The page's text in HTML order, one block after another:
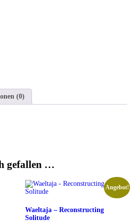
(0)
gefallen …
Angebot!
Waeltaja – Reconstructing
Solitude